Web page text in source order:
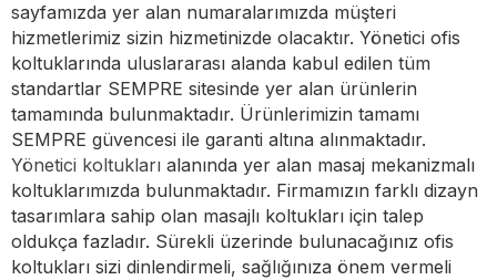
sayfamızda yer alan numaralarımızda müşteri
hizmetlerimiz sizin hizmetinizde olacaktır. Yönetici ofis
koltuklarında uluslararası alanda kabul edilen tüm
standartlar SEMPRE sitesinde yer alan ürünlerin
tamamında bulunmaktadır. Ürünlerimizin tamamı
SEMPRE güvencesi ile garanti altına alınmaktadır.
Yönetici koltukları alanında yer alan masaj mekanizmalı
koltuklarımızda bulunmaktadır. Firmamızın farklı dizayn
tasarımlara sahip olan masajlı koltukları için talep
oldukça fazladır. Sürekli üzerinde bulunacağınız ofis
koltukları sizi dinlendirmeli, sağlığınıza önem vermeli